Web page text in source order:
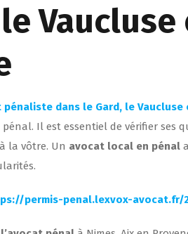
pénaliste dans le Gard, le
Il est essentiel de vérifier ses
la vôtre. Un avocat local en pénal
permis-penal.lexvox-